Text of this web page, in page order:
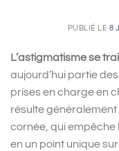
PUBLIÉ LE8
L’astigmatisme se
aujourd’hui partie
prises en charge en
résulte généralement
cornée, qui empêche
en un point unique